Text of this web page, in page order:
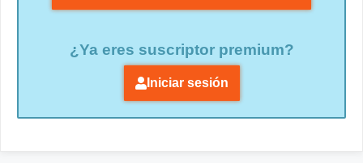
¿Ya eres suscriptor premium?
Iniciar sesión